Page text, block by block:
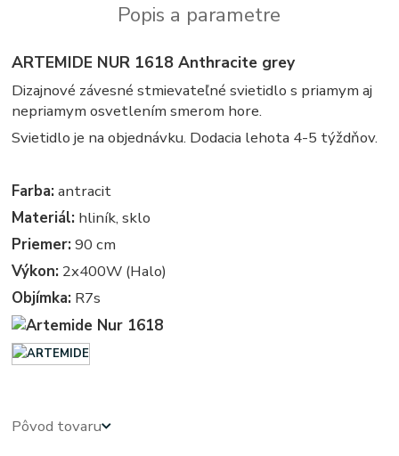
Popis a parametre
ARTEMIDE NUR 1618 Anthracite grey
Dizajnové závesné stmievateľné svietidlo s priamym aj
nepriamym osvetlením smerom hore.
Svietidlo je na objednávku. Dodacia lehota 4-5 týždňov.
Farba: antracit
Materiál: hliník, sklo
Priemer: 90 cm
Výkon: 2x400W (Halo)
Objímka: R7s
Pôvod tovaru